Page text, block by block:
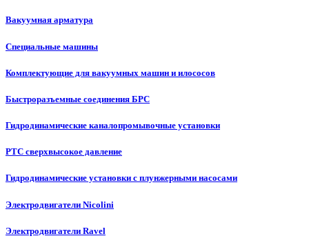
Вакуумная арматура
Специальные машины
Комплектующие для вакуумных машин и илососов
Быстроразъемные соединения БРС
Гидродинамические каналопромывочные установки
РТС сверхвысокое давление
Гидродинамические установки с плунжерными насосами
Электродвигатели Nicolini
Электродвигатели Ravel